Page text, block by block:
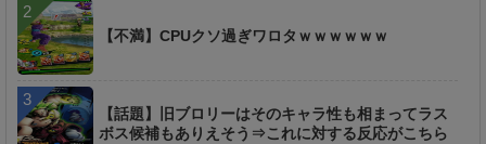
【不満】CPUクソ過ぎワロタｗｗｗｗｗｗ
【話題】旧ブロリーはそのキャラ性も相まってラス
ボス候補もありえそう⇒これに対する反応がこちら